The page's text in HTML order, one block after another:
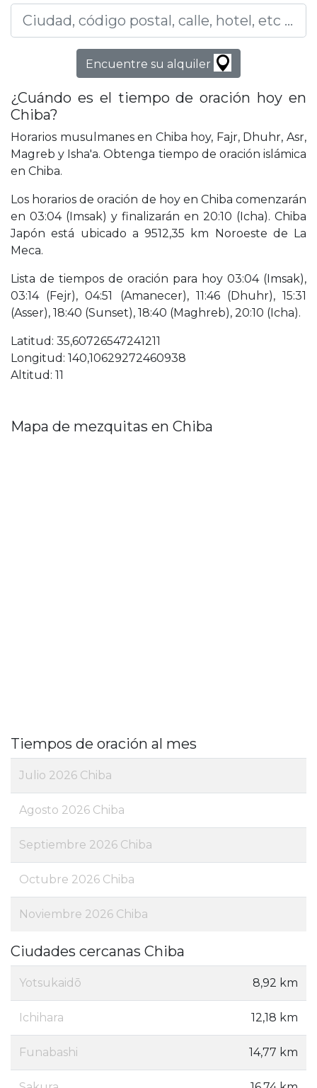
Encuentre su alquiler
¿Cuándo es el tiempo de oración hoy en
Chiba?
Horarios musulmanes en Chiba hoy, Fajr, Dhuhr, Asr,
Magreb y Isha'a. Obtenga tiempo de oración islámica
en Chiba.
Los horarios de oración de hoy en Chiba comenzarán
en 03:04 (Imsak) y finalizarán en 20:10 (Icha). Chiba
Japón está ubicado a 9512,35 km Noroeste de La
Meca.
Lista de tiempos de oración para hoy 03:04 (Imsak),
03:14 (Fejr), 04:51 (Amanecer), 11:46 (Dhuhr), 15:31
(Asser), 18:40 (Sunset), 18:40 (Maghreb), 20:10 (Icha).
Latitud: 35,60726547241211
Longitud: 140,10629272460938
Altitud: 11
Mapa de mezquitas en Chiba
Tiempos de oración al mes
Julio 2026 Chiba
Agosto 2026 Chiba
Septiembre 2026 Chiba
Octubre 2026 Chiba
Noviembre 2026 Chiba
Ciudades cercanas Chiba
Yotsukaidō 8,92 km
Ichihara 12,18 km
Funabashi 14,77 km